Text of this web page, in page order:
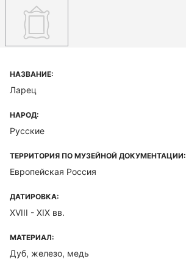
НАЗВАНИЕ:
Ларец
НАРОД:
Русские
ТЕРРИТОРИЯ ПО МУЗЕЙНОЙ ДОКУМЕНТАЦИИ:
Европейская Россия
ДАТИРОВКА:
XVIII - XIX вв.
МАТЕРИАЛ:
Дуб, железо, медь